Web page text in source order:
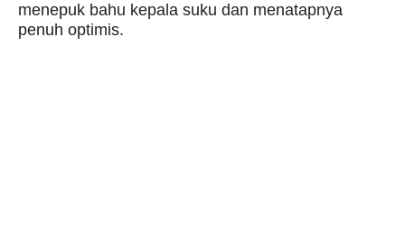
menepuk bahu kepala suku dan menatapnya
penuh optimis.